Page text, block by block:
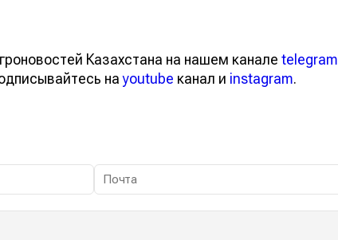
Казахстана на нашем канале telegram
наyoutube канал и instagram.